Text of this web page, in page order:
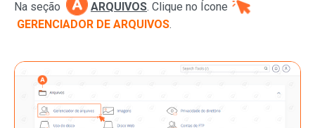
Na seção ARQUIVOS. Clique no Ícone
GERENCIADOR DE ARQUIVOS.